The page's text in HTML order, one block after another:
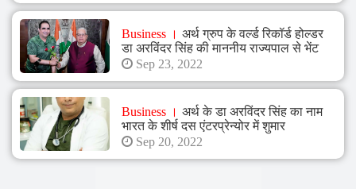
Business
अर्थ ग्रुप के वर्ल्ड रिकॉर्ड होल्डर
डा अरविंदर सिंह की माननीय राज्यपाल से भेंट
Sep 23, 2022
Business
अर्थ के डा अरविंदर सिंह का नाम
भारत के शीर्ष दस एंटरप्रेन्योर में शुमार
Sep 20, 2022